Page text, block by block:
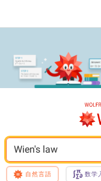
Wien's law
自然言語 数学